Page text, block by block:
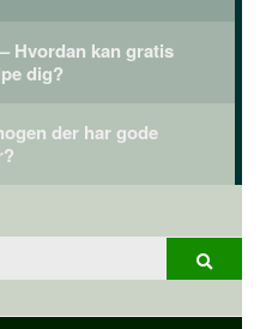
Hvordan kan gratis
dig?
der har gode
Søg